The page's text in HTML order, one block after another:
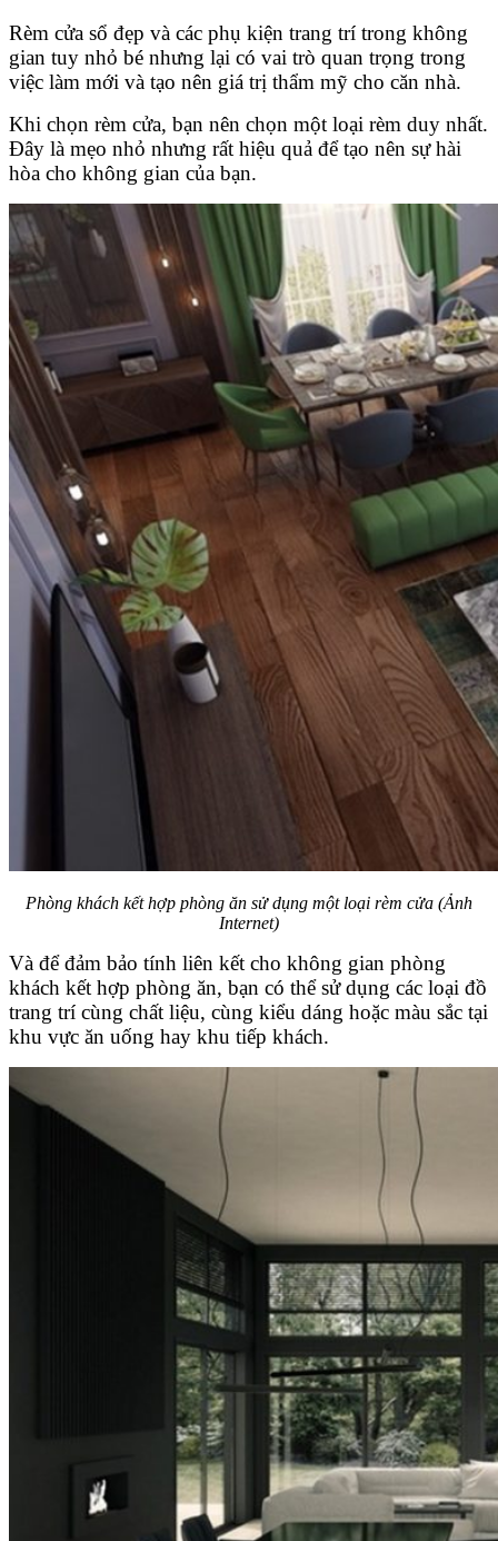
Rèm cửa sổ đẹp và các phụ kiện trang trí trong không
gian tuy nhỏ bé nhưng lại có vai trò quan trọng trong
việc làm mới và tạo nên giá trị thẩm mỹ cho căn nhà.
Khi chọn rèm cửa, bạn nên chọn một loại rèm duy nhất.
Đây là mẹo nhỏ nhưng rất hiệu quả để tạo nên sự hài
hòa cho không gian của bạn.
Phòng khách kết hợp phòng ăn sử dụng một loại rèm cửa (Ảnh
Internet)
Và để đảm bảo tính liên kết cho không gian phòng
khách kết hợp phòng ăn, bạn có thể sử dụng các loại đồ
trang trí cùng chất liệu, cùng kiểu dáng hoặc màu sắc tại
khu vực ăn uống hay khu tiếp khách.